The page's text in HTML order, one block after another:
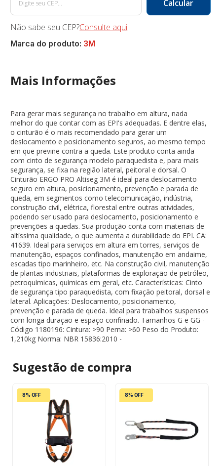
Não sabe seu CEP?Consulte aqui
Marca do produto: 3M
Mais Informações
Para gerar mais segurança no trabalho em altura, nada
melhor do que contar com as EPI's adequadas. E dentre elas,
o cinturão é o mais recomendado para gerar um
deslocamento e posicionamento seguros, ao mesmo tempo
em que previne contra a queda. Este produto conta ainda
com cinto de segurança modelo paraquedista e, para mais
segurança, se fixa na região lateral, peitoral e dorsal. O
Cinturão ERGO PRO Altiseg 3M é ideal para deslocamento
seguro em altura, posicionamento, prevenção e parada de
queda, em segmentos como telecomunicação, indústria,
construção civil, elétrica, florestal entre outras atividades,
podendo ser usado para deslocamento, posicionamento e
prevenções a quedas. Sua produção conta com materiais de
altíssima qualidade, o que aumenta a durabilidade do EPI. CA:
41639. Ideal para serviços em altura em torres, serviços de
manutenção, espaços confinados, manutenção em andaime,
escadas tipo marinheiro, etc. Na construção civil, manutenção
de plantas industriais, plataformas de exploração de petróleo,
petroquímicas, químicas em geral, etc. Características: Cinto
de segurança tipo paraquedista, com fixação peitoral, dorsal e
lateral. Aplicações: Deslocamento, posicionamento,
prevenção e parada de queda. Ideal para trabalhos suspensos
com longa duração e espaço confinado. Tamanhos G e GG -
Código 1180196: Cintura: >90 Perna: >60 Peso do Produto:
1,210kg Norma: NBR 15836:2010 -
Sugestão de compra
8% OFF 8% OFF